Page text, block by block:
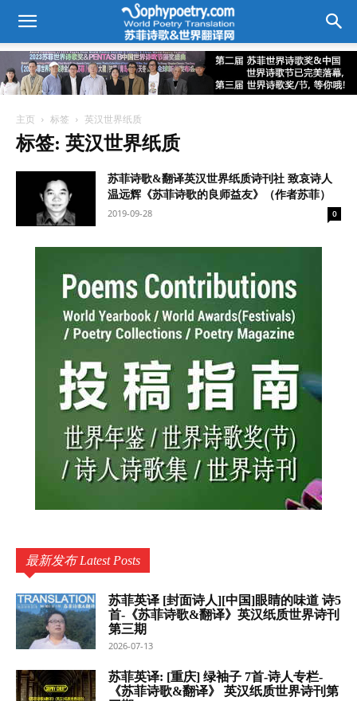
主页 标签 英汉世界纸质
标签: 英汉世界纸质
苏菲诗歌&翻译英汉世界纸质诗刊社 致哀诗人
温远辉《苏菲诗歌的良师益友》（作者苏菲）
2019-09-28
0
最新发布 Latest Posts
苏菲英译 [封面诗人][中国]眼睛的味道 诗5
首-《苏菲诗歌&翻译》英汉纸质世界诗刊
第三期
2026-07-13
苏菲英译: [重庆] 绿袖子 7首-诗人专栏-
《苏菲诗歌&翻译》 英汉纸质世界诗刊第